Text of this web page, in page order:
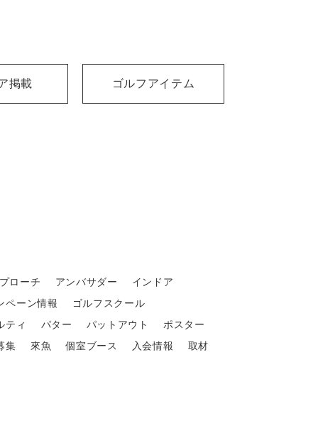
掲載 ゴルフアイテム
ローチ アンバサダー
インドア
ペーン情報
ゴルフスクール
ティ パター パットアウト
ポスター
集 來魚 個室ブース 入会情報
取材